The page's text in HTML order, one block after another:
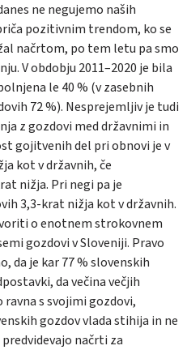
ne negujemo naših
pozitivnim trendom, ko se
načrtom, po tem letu pa smo
V obdobju 2011–2020 je bila
le 40 % (v zasebnih
72 %). Nesprejemljiv je tudi
z gozdovi med državnimi in
gojitvenih del pri obnovi je v
kot v državnih, če
nižja. Pri negi pa je
3,3-krat nižja kot v državnih.
o enotnem strokovnem
gozdovi v Sloveniji. Pravo
da je kar 77 % slovenskih
da večina večjih
s svojimi gozdovi,
gozdov vlada stihija in ne
načrti za